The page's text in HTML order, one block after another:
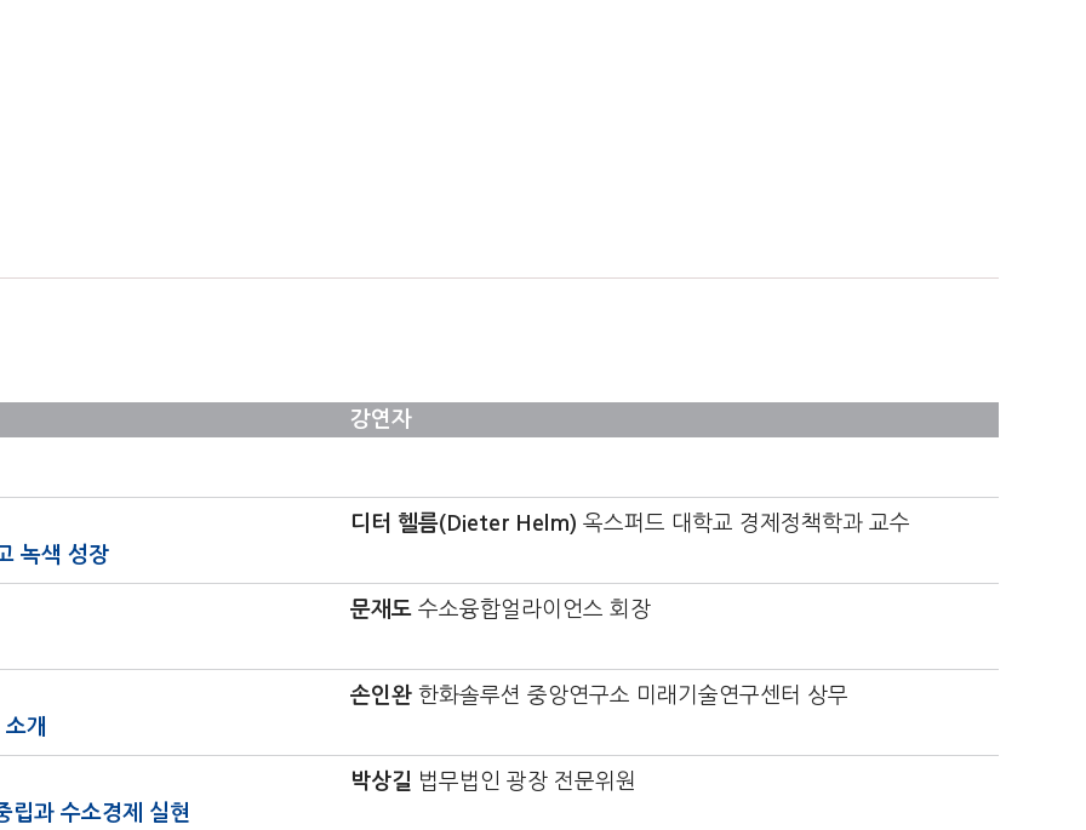
강연자
녹색 성장
디터 헬름(Dieter Helm) 옥스퍼드 대학교 경제정책학과 교수
문재도 수소융합얼라이언스 회장
개
손인완 한화솔루션 중앙연구소 미래기술연구센터 상무
립과 수소경제 실현
박상길 법무법인 광장 전문위원